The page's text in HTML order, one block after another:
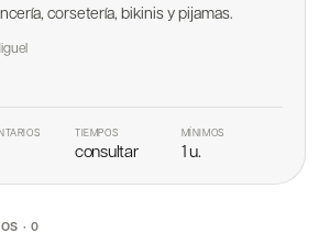
corsetería, bikinis y pijamas.
TIEMPOS
consultar
MÍNIMOS
1 u.
· 0